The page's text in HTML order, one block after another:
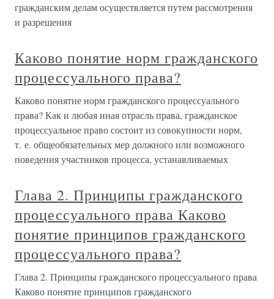
гражданским делам осуществляется путем рассмотрения
и разрешения
Каково понятие норм гражданского
процессуального права?
Каково понятие норм гражданского процессуального
права? Как и любая иная отрасль права, гражданское
процессуальное право состоит из совокупности норм,
т. е. общеобязательных мер должного или возможного
поведения участников процесса, устанавливаемых
Глава 2. Принципы гражданского
процессуального права Каково
понятие принципов гражданского
процессуального права?
Глава 2. Принципы гражданского процессуального права
Каково понятие принципов гражданского